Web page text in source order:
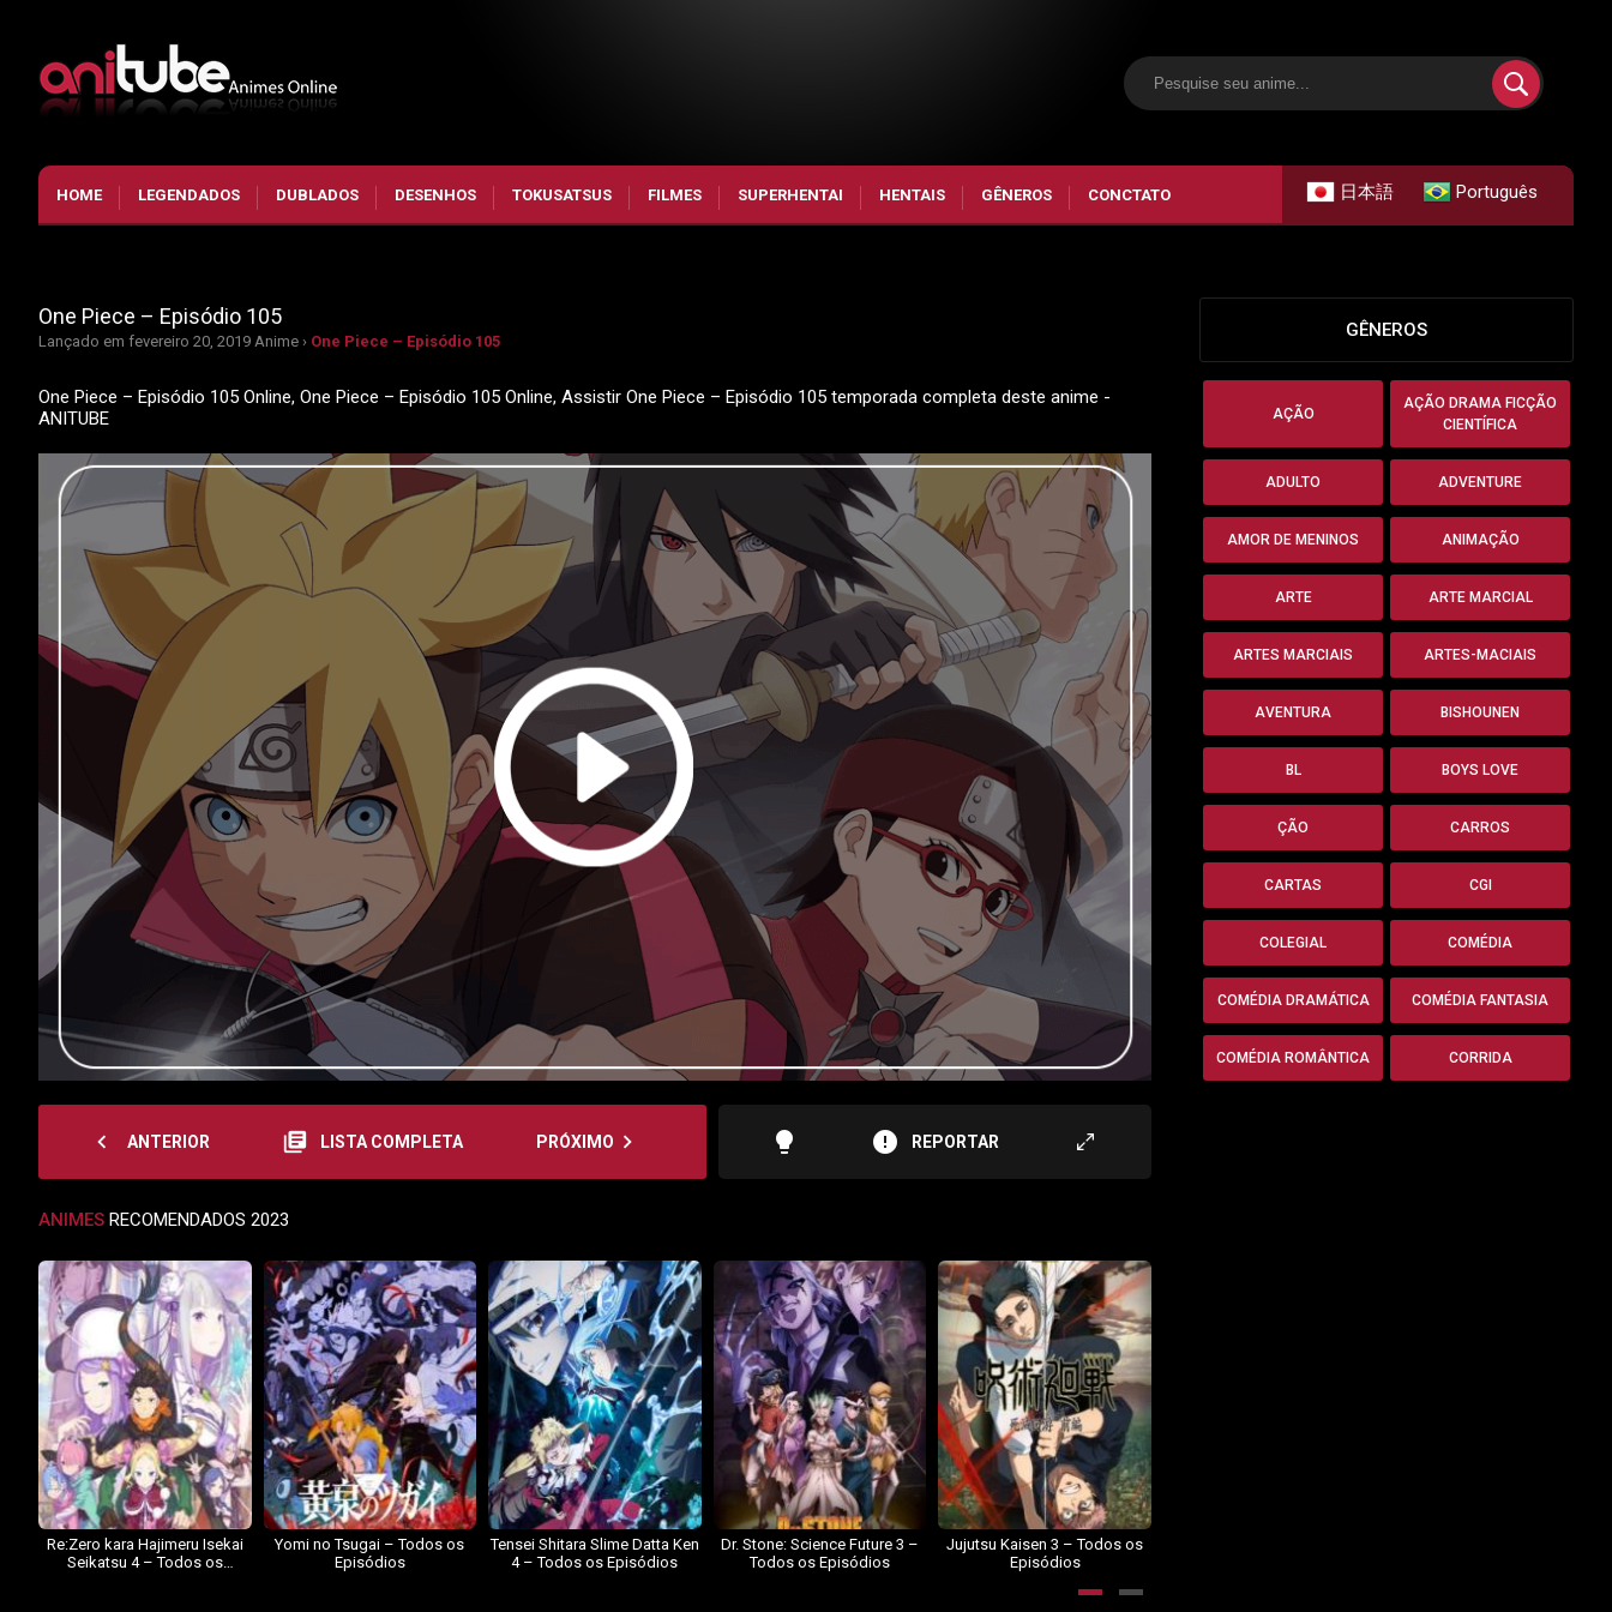
HOME LEGENDADOS DUBLADOS DESENHOS TOKUSATSUS FILMES SUPERHENTAI HENTAIS GÊNEROS CONCTATO 日本語 Português
One Piece – Episódio 105
Lançado em fevereiro 20, 2019 Anime › One Piece – Episódio 105
One Piece – Episódio 105 Online, One Piece – Episódio 105 Online, Assistir One Piece – Episódio 105 temporada completa deste anime -
ANITUBE
navigate_before ANTERIOR library_books LISTA COMPLETA PRÓXIMO navigate_next lightbulb error REPORTAR
ANIMES RECOMENDADOS 2023
Re:Zero kara Hajimeru Isekai
Seikatsu 4 – Todos os
Yomi no Tsugai – Todos os
Episódios
Tensei Shitara Slime Datta Ken
4 – Todos os Episódios
Dr. Stone: Science Future 3 –
Todos os Episódios
Jujutsu Kaisen 3 – Todos os
Episódios
GÊNEROS
AÇÃO
AÇÃO DRAMA FICÇÃO
CIENTÍFICA
ADULTO ADVENTURE
AMOR DE MENINOS ANIMAÇÃO
ARTE ARTE MARCIAL
ARTES MARCIAIS ARTES-MACIAIS
AVENTURA BISHOUNEN
BL BOYS LOVE
ÇÃO CARROS
CARTAS CGI
COLEGIAL COMÉDIA
COMÉDIA DRAMÁTICA COMÉDIA FANTASIA
COMÉDIA ROMÂNTICA CORRIDA